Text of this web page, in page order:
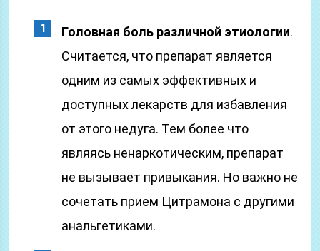
Головная боль различной этиологии.
Считается, что препарат является
одним из самых эффективных и
доступных лекарств для избавления
от этого недуга. Тем более что
являясь ненаркотическим, препарат
не вызывает привыкания. Но важно не
сочетать прием Цитрамона с другими
анальгетиками.